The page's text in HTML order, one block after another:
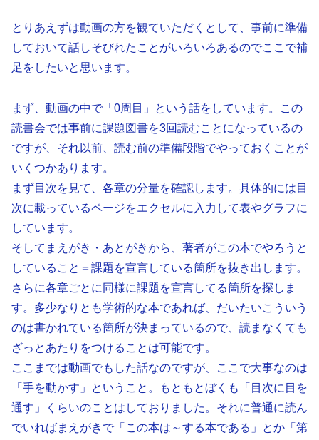
とりあえずは動画の方を観ていただくとして、事前に準備
しておいて話しそびれたことがいろいろあるのでここで補
足をしたいと思います。
まず、動画の中で「0周目」という話をしています。この
読書会では事前に課題図書を3回読むことになっているの
ですが、それ以前、読む前の準備段階でやっておくことが
いくつかあります。
まず目次を見て、各章の分量を確認します。具体的には目
次に載っているページをエクセルに入力して表やグラフに
しています。
そしてまえがき・あとがきから、著者がこの本でやろうと
していること＝課題を宣言している箇所を抜き出します。
さらに各章ごとに同様に課題を宣言してる箇所を探しま
す。多少なりとも学術的な本であれば、だいたいこういう
のは書かれている箇所が決まっているので、読まなくても
ざっとあたりをつけることは可能です。
ここまでは動画でもした話なのですが、ここで大事なのは
「手を動かす」ということ。もともとぼくも「目次に目を
通す」くらいのことはしておりました。それに普通に読ん
でいればまえがきで「この本は～する本である」とか「第